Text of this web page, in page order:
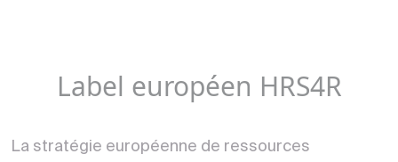
Label européen HRS4R
La stratégie européenne de ressources